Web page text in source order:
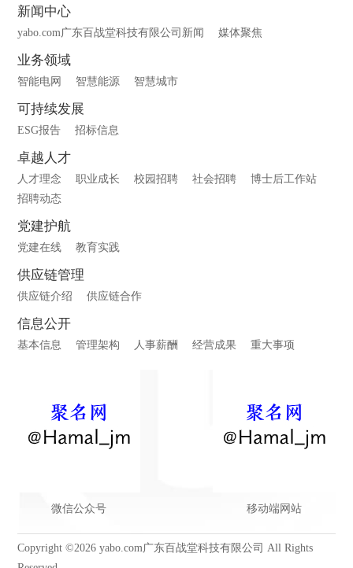
新闻中心
yabo.com广东百战堂科技有限公司新闻 媒体聚焦
业务领域
智能电网 智慧能源 智慧城市
可持续发展
ESG报告 招标信息
卓越人才
人才理念 职业成长 校园招聘 社会招聘
博士后工作站
招聘动态
党建护航
党建在线 教育实践
供应链管理
供应链介绍 供应链合作
信息公开
基本信息 管理架构 人事薪酬 经营成果 重大事项
微信公众号 移动端网站
Copyright ©2026 yabo.com广东百战堂科技有限公司 All Rights